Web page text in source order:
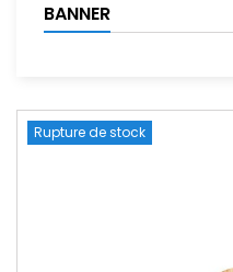
BANNER
Rupture de stock